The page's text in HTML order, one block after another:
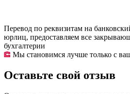
Перевод по реквизитам на
юрлиц, предоставляем все
бухгалтерии
Мы становимся лучше только с
Оставьте свой отзыв